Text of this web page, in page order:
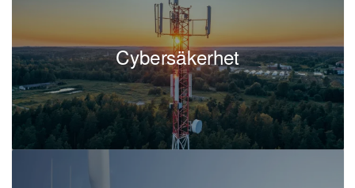
Cybersäkerhet